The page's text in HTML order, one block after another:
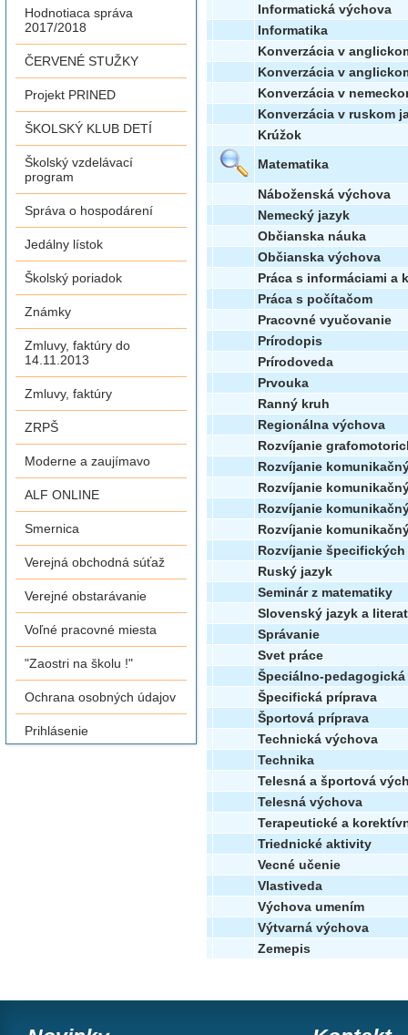
Hodnotiaca správa
2017/2018
ČERVENÉ STUŽKY
Projekt PRINED
ŠKOLSKÝ KLUB DETÍ
Školský vzdelávací
program
Správa o hospodárení
Jedálny lístok
Školský poriadok
Známky
Zmluvy, faktúry do
14.11.2013
Zmluvy, faktúry
ZRPŠ
Moderne a zaujímavo
ALF ONLINE
Smernica
Verejná obchodná súťaž
Verejné obstarávanie
Voľné pracovné miesta
"Zaostri na školu !"
Ochrana osobných údajov
Prihlásenie
Informatická výchova
Informatika
Konverzácia v
Konverzácia v
Konverzácia v
Konverzácia v ruskom
Krúžok
Matematika
Náboženská výchova
Nemecký jazyk
Občianska náuka
Občianska výchova
Práca s informáciami a
Práca s počítačom
Pracovné vyučovanie
Prírodopis
Prírodoveda
Prvouka
Ranný kruh
Regionálna výchova
Rozvíjanie
Rozvíjanie
Rozvíjanie
Rozvíjanie
Rozvíjanie
Rozvíjanie
Ruský jazyk
Seminár z matematiky
Slovenský jazyk a
Správanie
Svet práce
Špeciálno-
Špecifická príprava
Športová príprava
Technická výchova
Technika
Telesná a športová
Telesná výchova
Terapeutické a
Triednické aktivity
Vecné učenie
Vlastiveda
Výchova umením
Výtvarná výchova
Zemepis